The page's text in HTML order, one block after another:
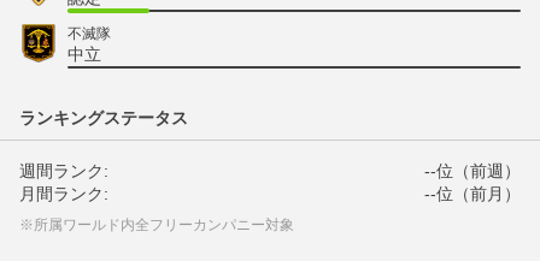
不滅隊
中立
ランキングステータス
週間ランク:
--位（前週）
月間ランク:
--位（前月）
※所属ワールド内全フリーカンパニー対象